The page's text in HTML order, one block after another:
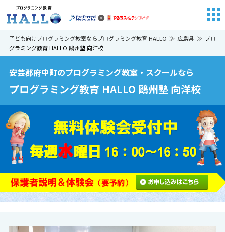
子ども向けプログラミング教室ならプログラミング教育 HALLO 広島県
プロ
グラミング教育 HALLO 鷗州塾 向洋校
安芸郡府中町のプログラミング教室・スクールなら
プログラミング教育 HALLO 鷗州塾 向洋校